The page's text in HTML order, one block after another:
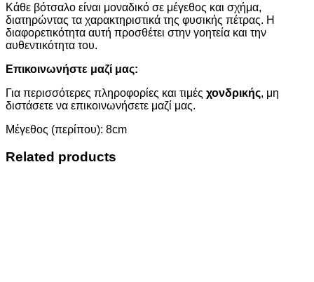
Κάθε βότσαλο είναι μοναδικό σε μέγεθος και σχήμα,
διατηρώντας τα χαρακτηριστικά της φυσικής πέτρας. Η
διαφορετικότητα αυτή προσθέτει στην γοητεία και την
αυθεντικότητα του.
Επικοινωνήστε μαζί μας:
Για περισσότερες πληροφορίες και τιμές χονδρικής, μη
διστάσετε να επικοινωνήσετε μαζί μας.
Μέγεθος (περίπου): 8cm
Related products